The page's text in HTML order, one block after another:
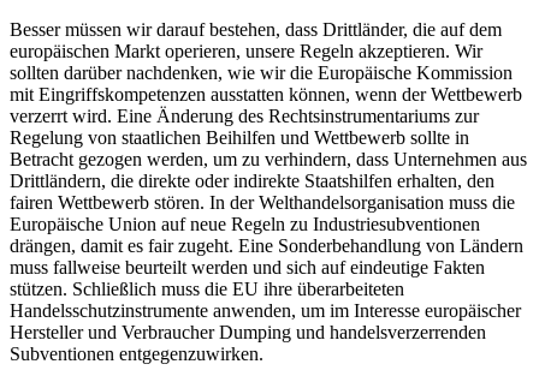
Besser müssen wir darauf bestehen, dass Drittländer, die auf dem
europäischen Markt operieren, unsere Regeln akzeptieren. Wir
sollten darüber nachdenken, wie wir die Europäische Kommission
mit Eingriffskompetenzen ausstatten können, wenn der Wettbewerb
verzerrt wird. Eine Änderung des Rechtsinstrumentariums zur
Regelung von staatlichen Beihilfen und Wettbewerb sollte in
Betracht gezogen werden, um zu verhindern, dass Unternehmen aus
Drittländern, die direkte oder indirekte Staatshilfen erhalten, den
fairen Wettbewerb stören. In der Welthandelsorganisation muss die
Europäische Union auf neue Regeln zu Industriesubventionen
drängen, damit es fair zugeht. Eine Sonderbehandlung von Ländern
muss fallweise beurteilt werden und sich auf eindeutige Fakten
stützen. Schließlich muss die EU ihre überarbeiteten
Handelsschutzinstrumente anwenden, um im Interesse europäischer
Hersteller und Verbraucher Dumping und handelsverzerrenden
Subventionen entgegenzuwirken.